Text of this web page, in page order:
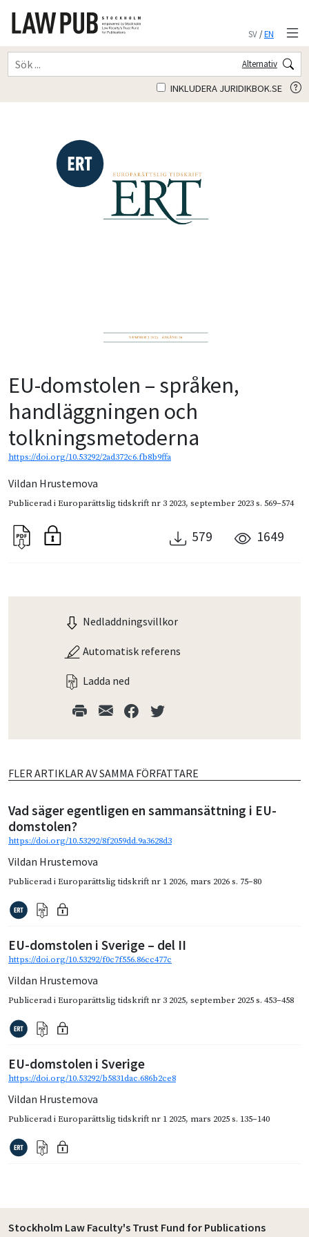
SV/EN
Alternativ
INKLUDERA JURIDIKBOK.SE
EU-domstolen – språken,
handläggningen och
tolkningsmetoderna
https://doi.org/10.53292/2ad372c6.fb8b9ffa
Vildan Hrustemova
Publicerad iEuroparättslig tidskrift nr 3 2023, september 2023s. 569–574
579 1649
Nedladdningsvillkor
Automatisk referens
Ladda ned
FLER ARTIKLAR AV SAMMA FÖRFATTARE
Vad säger egentligen en sammansättning i EU-
domstolen?
https://doi.org/10.53292/8f2059dd.9a3628d3
Vildan Hrustemova
Publicerad iEuroparättslig tidskrift nr 1 2026, mars 2026s. 75–80
EU-domstolen i Sverige – del II
https://doi.org/10.53292/f0c7f556.86cc477c
Vildan Hrustemova
Publicerad iEuroparättslig tidskrift nr 3 2025, september 2025s. 453–458
EU-domstolen i Sverige
https://doi.org/10.53292/b5831dac.686b2ce8
Vildan Hrustemova
Publicerad iEuroparättslig tidskrift nr 1 2025, mars 2025s. 135–140
Stockholm Law Faculty's Trust Fund for Publications